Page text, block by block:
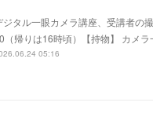
ジタル一眼カメラ講座、受講者の
（帰りは16時頃）【持物】 カメ
05:16